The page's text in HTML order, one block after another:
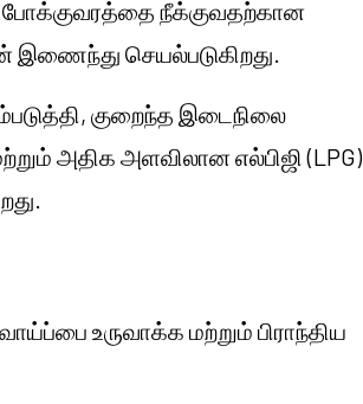
போக்குவரத்தை நீக்குவதற்கான
செயல்படுகிறது.
குறைந்த இடைநிலை
அதிக அளவிலான எல்பிஜி (LPG)
உருவாக்க மற்றும் பிராந்திய